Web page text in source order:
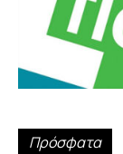
Πρόσφατα